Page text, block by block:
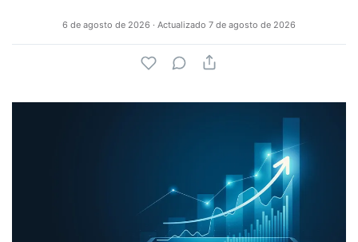
6 de agosto de 2026 · Actualizado 7 de agosto de 2026